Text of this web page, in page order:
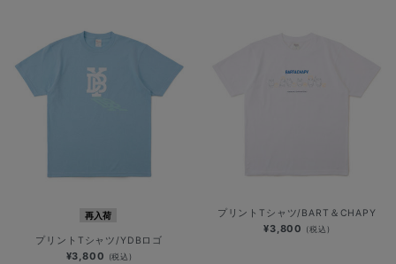
再入荷
プリントTシャツ/YDBロゴ
¥3,800 (税込)
プリントTシャツ/BART＆CHAPY
¥3,800 (税込)